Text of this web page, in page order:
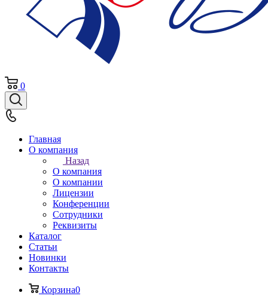
0
Главная
О компания
Назад
О компания
О компании
Лицензии
Конференции
Сотрудники
Реквизиты
Каталог
Статьи
Новинки
Контакты
Корзина0